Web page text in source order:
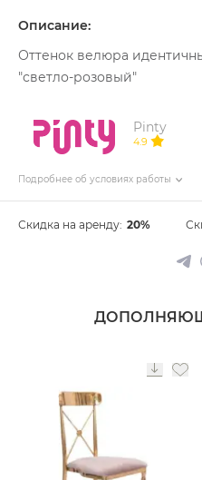
Описание:
Оттенок велюра
"светло-розовый"
Pinty
4.9
Подробнее об условиях работы
Скидка на аренду: 20%